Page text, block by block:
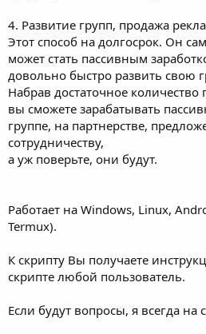
4. Развитие групп, продажа
Этот способ на долгосрок. Он
может стать пассивным
довольно быстро развить свою
Набрав достаточное
вы сможете зарабатывать
группе, на партнерстве,
сотрудничеству,
а уж поверьте, они будут.
Работает на Windows, Linux,
Termux).
К скрипту Вы получаете
скрипте любой пользователь.
Если будут вопросы, я всегда на